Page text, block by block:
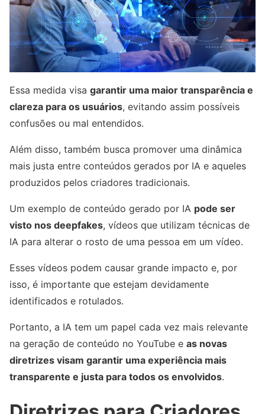
Essa medida visa garantir uma maior transparência e
clareza para os usuários, evitando assim possíveis
confusões ou mal entendidos.
Além disso, também busca promover uma dinâmica
mais justa entre conteúdos gerados por IA e aqueles
produzidos pelos criadores tradicionais.
Um exemplo de conteúdo gerado por IA pode ser
visto nos deepfakes, vídeos que utilizam técnicas de
IA para alterar o rosto de uma pessoa em um vídeo.
Esses vídeos podem causar grande impacto e, por
isso, é importante que estejam devidamente
identificados e rotulados.
Portanto, a IA tem um papel cada vez mais relevante
na geração de conteúdo no YouTube e as novas
diretrizes visam garantir uma experiência mais
transparente e justa para todos os envolvidos.